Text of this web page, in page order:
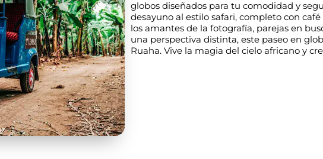
globos diseñados para tu comodidad y
desayuno al estilo safari, completo con
los amantes de la fotografía, parejas en
una perspectiva distinta, este paseo en
Ruaha. Vive la magia del cielo africano y